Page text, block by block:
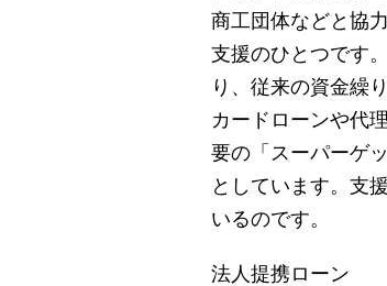
商工団体などと協
支援のひとつです
り、従来の資金繰
カードローンや代
要の「スーパーゲ
としています。支
いるのです。
法人提携ローン